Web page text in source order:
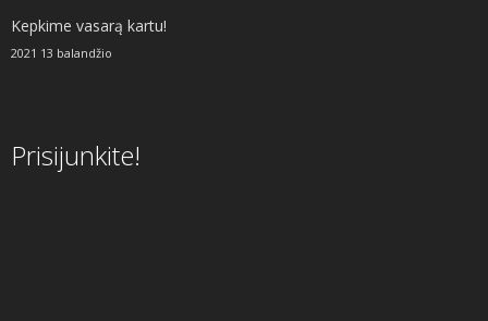
Kepkime vasarą kartu!
2021 13 balandžio
Prisijunkite!